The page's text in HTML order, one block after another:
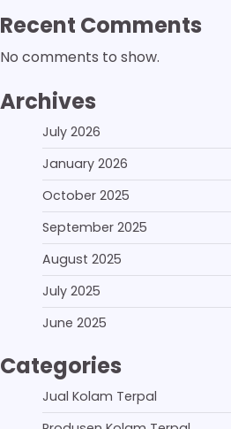
Recent Comments
No comments to show.
Archives
July 2026
January 2026
October 2025
September 2025
August 2025
July 2025
June 2025
Categories
Jual Kolam Terpal